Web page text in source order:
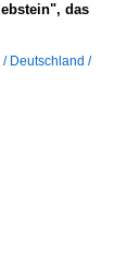
das
Deutschland /